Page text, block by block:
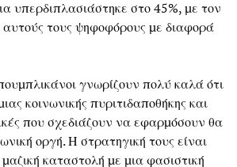
υπερδιπλασιάστηκε στο 45%, με τον
αυτούς τους ψηφοφόρους με διαφορά
γνωρίζουν πολύ καλά ότι
κοινωνικής πυριτιδαποθήκης και
που σχεδιάζουν να εφαρμόσουν θα
οργή. Η στρατηγική τους είναι
καταστολή με μια φασιστική